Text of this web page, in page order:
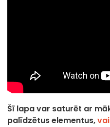
Šī lapa var saturēt ar
palīdzētus elementus,